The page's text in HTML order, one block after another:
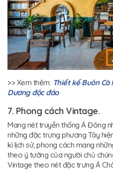
>> Xem thêm: Thiết kế Buôn
Dương độc đáo
7. Phong cách Vintage.
Mang nét truyền thống Á Đông
những đặc trưng phương Tây
kì lịch sử, phong cách mang
theo ý tưởng của người chủ
Vintage theo nét đặc trưng Á